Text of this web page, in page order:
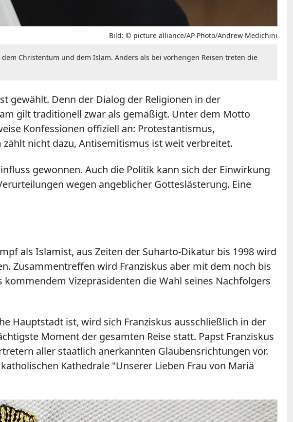
Bild: © picture alliance/AP Photo/Andrew Medichini
Christentum und dem Islam. Anders als bei vorherigen Reisen treten die
gewählt. Denn der Dialog der Religionen in der
gilt traditionell zwar als gemäßigt. Unter dem Motto
Konfessionen offiziell an: Protestantismus,
nicht dazu, Antisemitismus ist weit verbreitet.
gewonnen. Auch die Politik kann sich der Einwirkung
wegen angeblicher Gotteslästerung. Eine
als Islamist, aus Zeiten der Suharto-Dikatur bis 1998 wird
Zusammentreffen wird Franziskus aber mit dem noch bis
Vizepräsidenten die Wahl seines Nachfolgers
Hauptstadt ist, wird sich Franziskus ausschließlich in der
Moment der gesamten Reise statt. Papst Franziskus
aller staatlich anerkannten Glaubensrichtungen vor.
Kathedrale "Unserer Lieben Frau von Mariä